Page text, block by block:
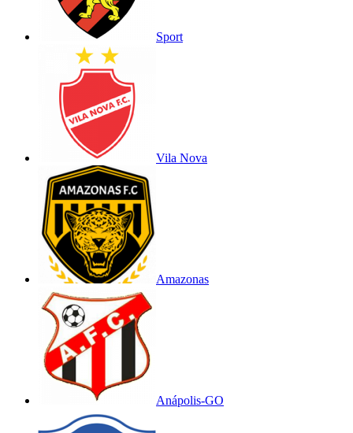
Sport
Vila Nova
Amazonas
Anápolis-GO